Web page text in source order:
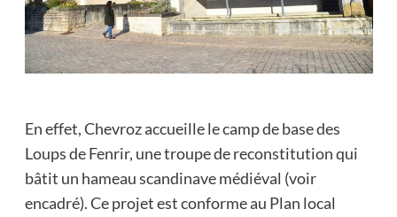
En effet, Chevroz accueille le camp de base des
Loups de Fenrir, une troupe de reconstitution qui
bâtit un hameau scandinave médiéval (voir
encadré). Ce projet est conforme au Plan local